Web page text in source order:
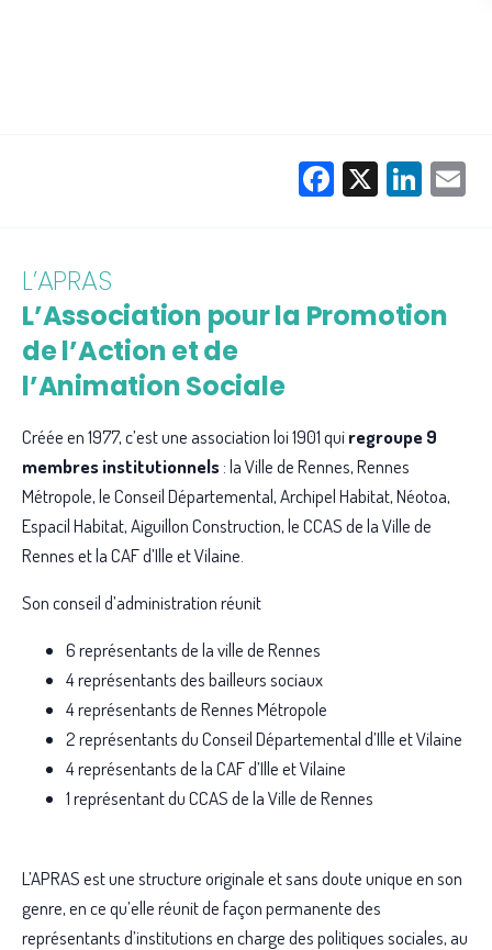
Facebook
X
L’APRAS
L’Association pour la Promotion
de l’Action et de
l’Animation Sociale
Créée en 1977, c’est une association loi 1901 quiregroupe 9
membres institutionnels: la Ville de Rennes, Rennes
Métropole, le Conseil Départemental, Archipel Habitat, Néotoa,
Espacil Habitat, Aiguillon Construction, le CCAS de la Ville de
Rennes et la CAF d’Ille et Vilaine.
Son conseil d’administration réunit
6 représentants de la ville de Rennes
4 représentants des bailleurs sociaux
4 représentants de Rennes Métropole
2 représentants du Conseil Départemental d’Ille et Vilaine
4 représentants de la CAF d’Ille et Vilaine
1 représentant du CCAS de la Ville de Rennes
L’APRAS est une structure originale et sans doute unique en son
genre, en ce qu’elle réunit de façon permanente des
représentants d’institutions en charge des politiques sociales, au